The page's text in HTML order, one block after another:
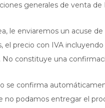
generales de venta
le enviaremos un acuse
precio con IVA
constituye una
se confirma
no podamos entregar el